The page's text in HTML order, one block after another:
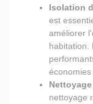
Isolation
est
améliorer
habitation.
économies
nettoyage